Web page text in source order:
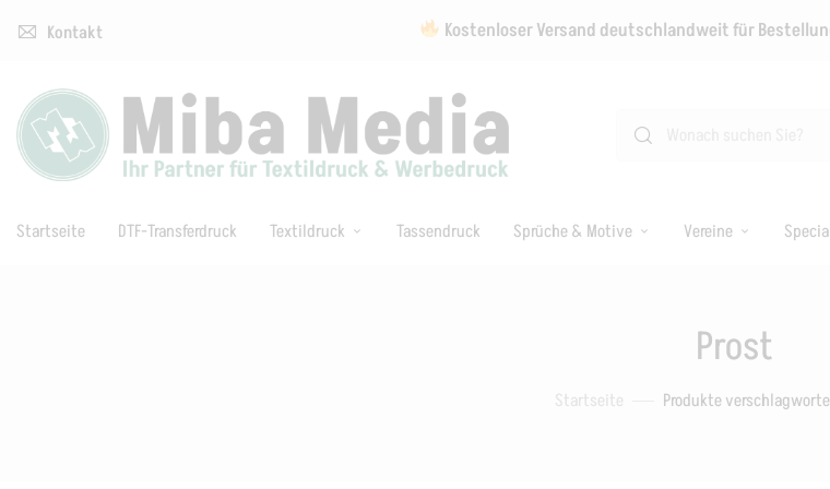
Kontakt Kostenloser Versand deutschlandweit für
Startseite DTF-Transferdruck Textildruck Tassendruck Sprüche & Motive Vereine
Prost
Startseite Produkte